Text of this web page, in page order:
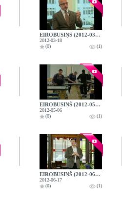
EIROBUSIŅŠ (2012-03-18)
2012-03-18
(0)
(1)
EIROBUSIŅŠ (2012-05-06)
2012-05-06
(0)
(1)
EIROBUSIŅŠ (2012-06-17)
2012-06-17
(0)
(1)